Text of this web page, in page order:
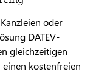
oder
DATEV-
gleichzeitigen
kostenfreien